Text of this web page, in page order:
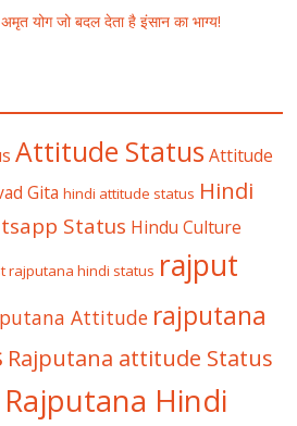
योग जो बदल देता है इंसान का भाग्य!
Attitude Status Attitude
Gita hindi attitude status Hindi
Status Hindu Culture
rajputana hindi status rajput
Attitude rajputana
Rajputana attitude Status
Rajputana Hindi